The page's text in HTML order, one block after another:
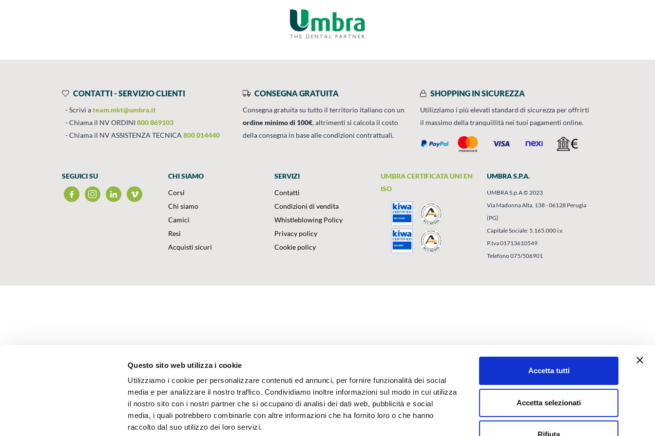
Questo sito web utilizza i cookie
Utilizziamo i cookie per personalizzare contenuti ed annunci, per fornire funzionalità dei social
media e per analizzare il nostro traffico. Condividiamo inoltre informazioni sul modo in cui utilizza
il nostro sito con i nostri partner che si occupano di analisi dei dati web, pubblicità e social
media, i quali potrebbero combinarle con altre informazioni che ha fornito loro o che hanno
raccolto dal suo utilizzo dei loro servizi.
Accetta tutti
Accetta selezionati
Rifiuta
CONTATTI - SERVIZIO CLIENTI
Scrivi ateam.mkt@umbra.it
Chiama il NV ORDINI 800 869103
Chiama il NV ASSISTENZA TECNICA 800 014440
CONSEGNA GRATUITA
Consegna gratuita su tutto il territorio italiano con un
ordine minimo di 100€, altrimenti si calcola il costo
della consegna in base alle condizioni contrattuali.
SHOPPING IN SICUREZZA
Utilizziamo i più elevati standard di sicurezza per offrirti
il massimo della tranquillità nei tuoi pagamenti online.
SEGUICI SU
CHI SIAMO
Corsi
Chi siamo
Camici
Resi
Acquisti sicuri
SERVIZI
Contatti
Condizioni di vendita
Whistleblowing Policy
Privacy policy
Cookie policy
UMBRA CERTIFICATA UNI EN
ISO
UMBRA S.P.A.
UMBRA S.p.A © 2023
Via Madonna Alta, 138 - 06128 Perugia
(PG)
Capitale Sociale: 5.165.000 i.v.
P.Iva 01713610549
Telefono 075/506901